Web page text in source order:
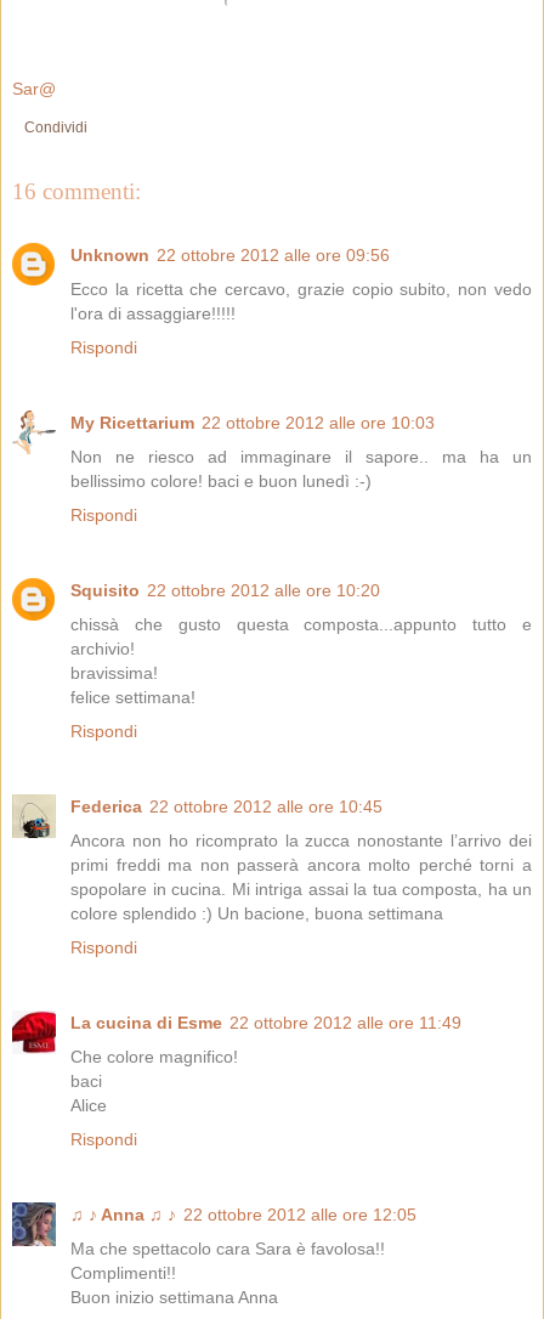
Sar@
Condividi
16 commenti:
Unknown 22 ottobre 2012 alle ore 09:56
Ecco la ricetta che cercavo, grazie copio subito, non vedo
l'ora di assaggiare!!!!!
Rispondi
My Ricettarium 22 ottobre 2012 alle ore 10:03
Non ne riesco ad immaginare il sapore.. ma ha un
bellissimo colore! baci e buon lunedì :-)
Rispondi
Squisito 22 ottobre 2012 alle ore 10:20
chissà che gusto questa composta...appunto tutto e
archivio!
bravissima!
felice settimana!
Rispondi
Federica 22 ottobre 2012 alle ore 10:45
Ancora non ho ricomprato la zucca nonostante l’arrivo dei
primi freddi ma non passerà ancora molto perché torni a
spopolare in cucina. Mi intriga assai la tua composta, ha un
colore splendido :) Un bacione, buona settimana
Rispondi
La cucina di Esme 22 ottobre 2012 alle ore 11:49
Che colore magnifico!
baci
Alice
Rispondi
♫ ♪ Anna ♫ ♪ 22 ottobre 2012 alle ore 12:05
Ma che spettacolo cara Sara è favolosa!!
Complimenti!!
Buon inizio settimana Anna